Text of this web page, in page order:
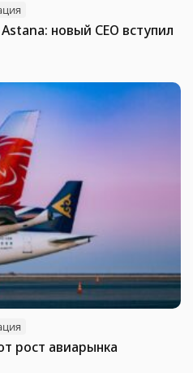
новый СЕО вступил
рост авиарынка